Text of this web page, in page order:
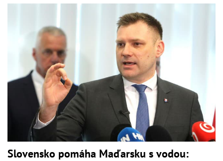
Slovensko pomáha Maďarsku s vodou: